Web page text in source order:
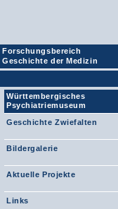
Forschungsbereich
Geschichte der Medizin
Württembergisches
Psychiatriemuseum
Geschichte Zwiefalten
Bildergalerie
Aktuelle Projekte
Links